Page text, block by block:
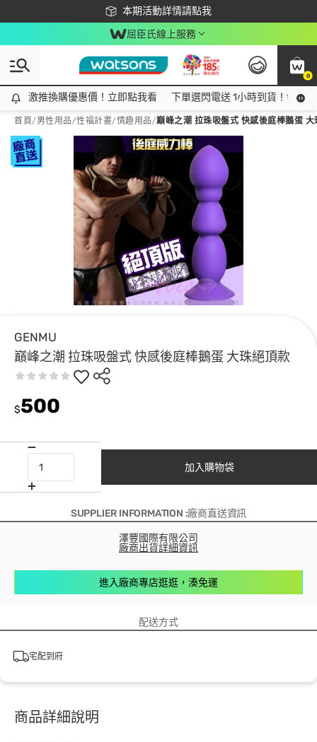
本期活動詳情請點我
下載app最高回饋$350
屈臣氏線上服務
0
激推換購優惠價！立即點我看
激推換購優惠價！立即點我看 下單選閃電送 1小時到貨！領神
首頁/ 男性用品/性福計畫/情趣用品/巔峰之潮 拉珠吸盤式 快感後庭棒鵝蛋 大
GENMU
巔峰之潮 拉珠吸盤式 快感後庭棒鵝蛋 大珠絕頂款
$500
加入購物袋
SUPPLIER INFORMATION :廠商直送資訊
澤豐國際有限公司
廠商出貨詳細資訊
進入廠商專店逛逛，湊免運
配送方式
宅配到府
商品詳細說明